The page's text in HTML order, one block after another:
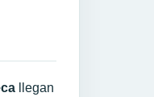
llegan